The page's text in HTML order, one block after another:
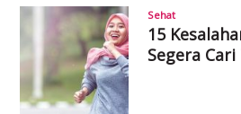
Sehat
15
Segera